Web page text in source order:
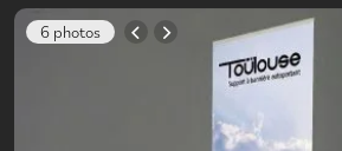
6 photos